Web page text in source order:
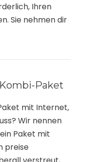
Ihren
Sie nehmen dir
Paket
mit Internet,
Wir nennen
Paket mit
preise